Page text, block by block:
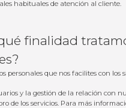
habituales de atención al cliente.
finalidad
personales que nos facilites con los
y la gestión de la relación con
de los servicios. Para más